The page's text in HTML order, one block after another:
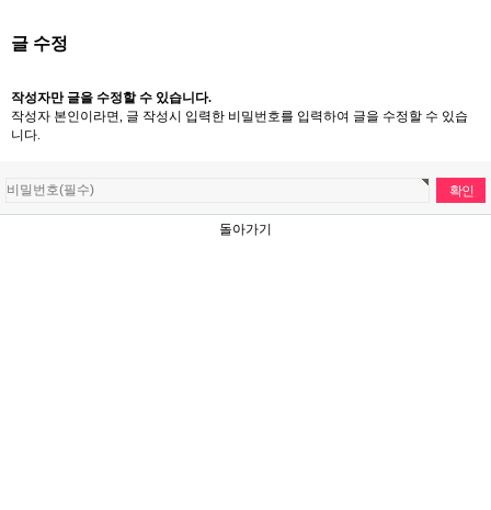
글 수정
작성자만 글을 수정할 수 있습니다.
작성자 본인이라면, 글 작성시 입력한 비밀번호를 입력하여 글을 수정할 수 있습
니다.
돌아가기